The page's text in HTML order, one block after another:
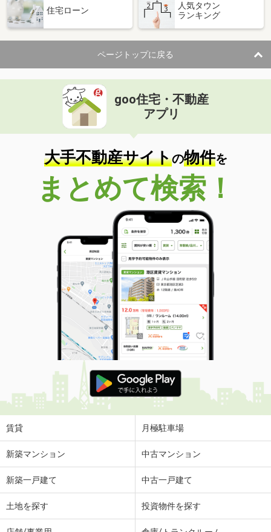
5,280万円
住 所
熊本県熊本市中央区南坪井町
専有面積 72.3m²
間取り
3LDK
熊本県熊本市西区春日１丁目
価 格
1,490万円
住 所
熊本県熊本市西区春日１丁目
専有面積 70.01m²
間取り
3DK
熊本県熊本市中央区京町１丁目
価 格
880万円
熊本県熊本市中央区京町１丁目
67.54m²
間取り
2LDK
熊本県熊本市中央区九品寺５丁目
価 格
2,790万円
住 所
熊本県熊本市中央区九品寺５丁目
専有面積 62.75m²
間取り
2LDK
住宅ローン
人気タウン
ランキング
ページトップに戻る
goo住宅・不動産
アプリ
大手不動産サイトの物件を
まとめて検索！
賃貸 月極駐車場
新築マンション 中古マンション
新築一戸建て 中古一戸建て
土地を探す 投資物件を探す